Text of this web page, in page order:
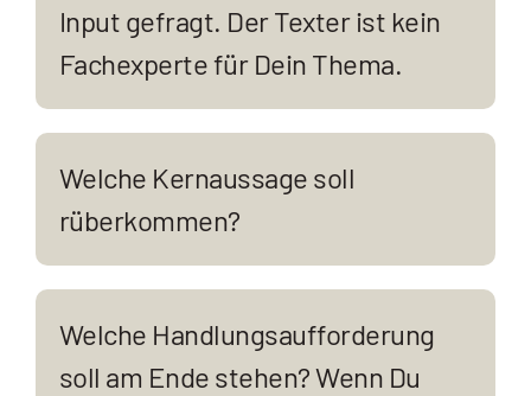
Input gefragt. Der Texter ist kein
Fachexperte für Dein Thema.
Welche Kernaussage soll
rüberkommen?
Welche Handlungsaufforderung
soll am Ende stehen? Wenn Du